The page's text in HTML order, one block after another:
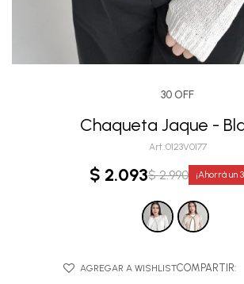
30 OFF
Chaqueta Jaque -
0123V0177
$ 2.093$ 2.990